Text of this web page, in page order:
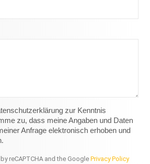
zur Kenntnis
zu, dass meine Angaben und Daten
Anfrage elektronisch erhoben und
reCAPTCHA and the Google Privacy Policy